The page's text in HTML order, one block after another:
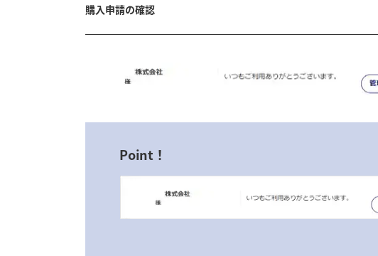
購入申請の確認
Point！